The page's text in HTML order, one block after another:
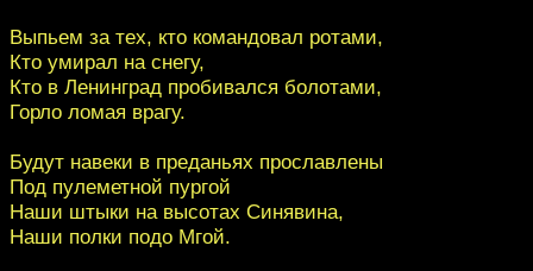
Выпьем за тех, кто командовал ротами,
Кто умирал на снегу,
Кто в Ленинград пробивался болотами,
Горло ломая врагу.
Будут навеки в преданьях прославлены
Под пулеметной пургой
Наши штыки на высотах Синявина,
Наши полки подо Мгой.